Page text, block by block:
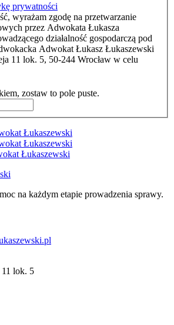
prywatności
wyrażam zgodę na przetwarzanie
przez Adwokata Łukasza
działalność gospodarczą pod
Adwokat Łukasz Łukaszewski
11 lok. 5, 50-244 Wrocław w celu
zostaw to pole puste.
na każdym etapie prowadzenia sprawy.
lok. 5